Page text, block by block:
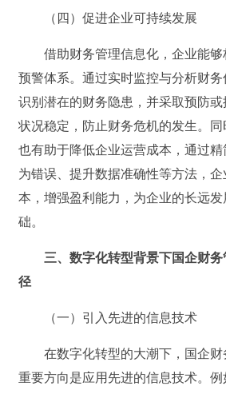
（四）促进企业可持续发展
借助财务管理信息化，企业能
预警体系。通过实时监控与分析财
识别潜在的财务隐患，并采取预防
状况稳定，防止财务危机的发生。
也有助于降低企业运营成本，通过精
为错误、提升数据准确性等方法，
本，增强盈利能力，为企业的长远
础。
三、数字化转型背景下国企财
径
（一）引入先进的信息技术
在数字化转型的大潮下，国企
重要方向是应用先进的信息技术。